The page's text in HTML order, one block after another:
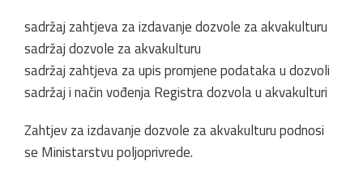
sadržaj zahtjeva za izdavanje dozvole za akvakulturu
sadržaj dozvole za akvakulturu
sadržaj zahtjeva za upis promjene podataka u dozvoli
sadržaj i način vođenja Registra dozvola u akvakulturi
Zahtjev za izdavanje dozvole za akvakulturu podnosi
se Ministarstvu poljoprivrede.